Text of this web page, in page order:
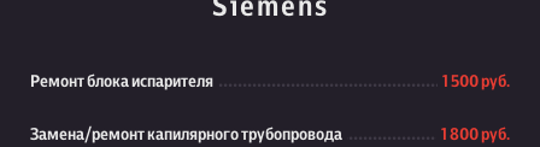
Siemens
Ремонт блока испарителя 1 500 руб.
Замена/ремонт капилярного трубопровода 1 800 руб.